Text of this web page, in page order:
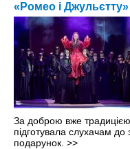
«Ромео і
За доброю вже
підготувала слухачам
подарунок. >>